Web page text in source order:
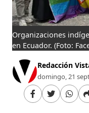
Organizaciones
en Ecuador.(Foto:
Redacción
domingo, 21